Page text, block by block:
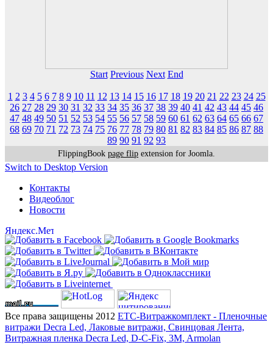
Start Previous Next End
1 2 3 4 5 6 7 8 9 10 11 12 13 14 15 16 17 18 19 20 21 22 23 24 25
26 27 28 29 30 31 32 33 34 35 36 37 38 39 40 41 42 43 44 45 46
47 48 49 50 51 52 53 54 55 56 57 58 59 60 61 62 63 64 65 66 67
68 69 70 71 72 73 74 75 76 77 78 79 80 81 82 83 84 85 86 87 88
89 90 91 92 93
FlippingBook page flip extension for Joomla.
Switch to Desktop Version
Контакты
Видеоблог
Новости
Все права защищены 2012 ЕТС-Витражкомплект - Пленочные
витражи Decra Led, Лаковые витражи, Свинцовая Лента,
Витражная пленка Decra Led, D-C-Fix, 3M, Armolan